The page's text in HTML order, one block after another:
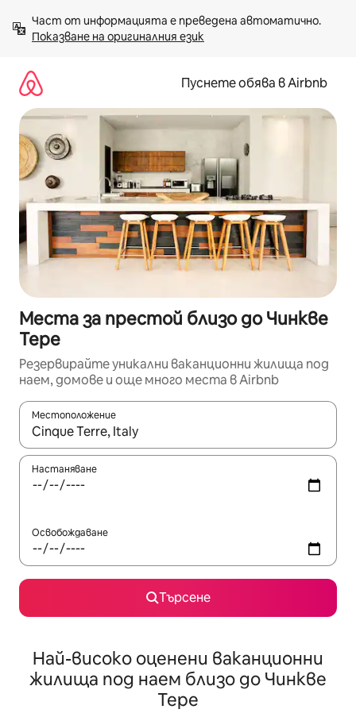
към
съдържанието
Показване на оригиналния език
Пуснете обява в Airbnb
Места за престой близо до Чинкве
Тере
Резервирайте уникални ваканционни жилища под
наем, домове и още много места в Airbnb
Местоположение
Когато резултатите се покажат, използвайте
Настаняване
Освобождаване
Търсене
Най-високо оценени ваканционни
жилища под наем близо до Чинкве
Тере